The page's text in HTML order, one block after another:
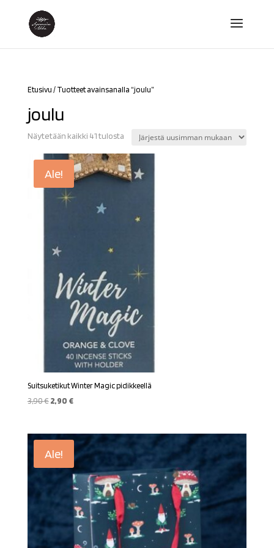
Etusivu / Tuotteet avainsanalla “joulu”
joulu
Näytetään kaikki 41 tulostaSorted
latest
Ale!
Suitsuketikut Winter Magic pidikkeellä
3,90€ Alkuperäinen
3,90 €.
2,90 €Nykyinen
2,90 €.
Ale!